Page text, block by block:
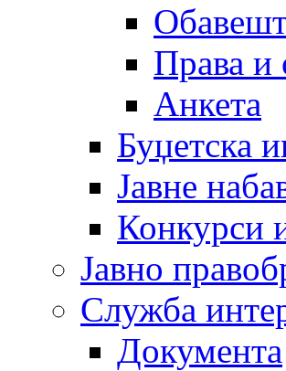
Права и
Анкета
Буџетска
Јавне
Конкурси
Јавно
Служба
Документа